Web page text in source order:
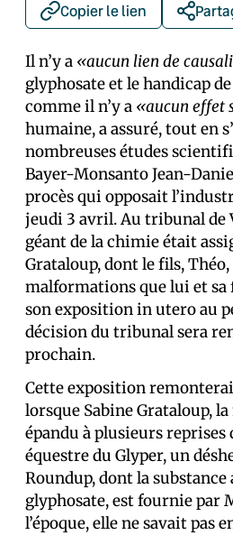
Copier le lien
Il n’y a «aucun lien de
glyphosate et le handicap
comme il n’y a «aucun effet
humaine, a assuré, tout en
nombreuses études
Bayer-Monsanto Jean-
procès qui opposait
jeudi 3 avril. Au tribunal de
géant de la chimie était
Grataloup, dont le fils,
malformations que lui et
son exposition in utero au
décision du tribunal sera
prochain.
Cette exposition
lorsque Sabine Grataloup,
épandu à plusieurs reprises
équestre du Glyper, un
Roundup, dont la substance
glyphosate, est fournie par
l’époque, elle ne savait pas